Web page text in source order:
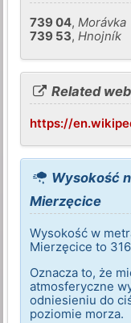
739 04,Morávka
739 53,Hnojník
Related
https://
Wysokość
Mierzęcice
Wysokość w
Mierzęcice to
Oznacza to, że
atmosferyczne
odniesieniu do
poziomie morza.